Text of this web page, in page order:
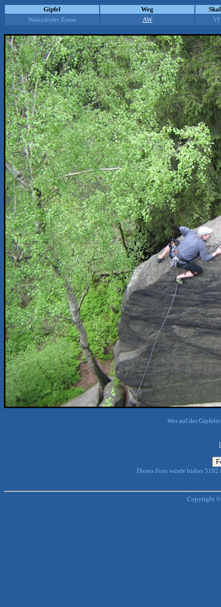
Gipfel Weg
Waitzdorfer Zinne
AW VI
Wer auf der
Dieses Foto wurde bisher
Copyright ©